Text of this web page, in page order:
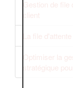
Gestion de file
client
La file
Optimiser la
stratégique